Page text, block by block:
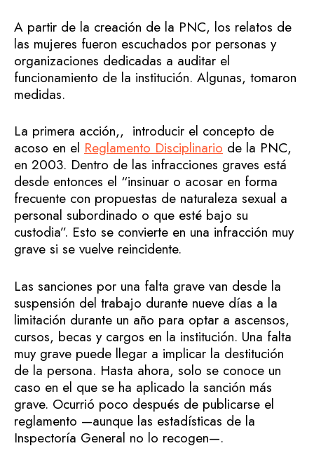
A partir de la creación de la PNC, los relatos de
las mujeres fueron escuchados por personas y
organizaciones dedicadas a auditar el
funcionamiento de la institución. Algunas, tomaron
medidas.
La primera acción,, introducir el concepto de
acoso en el Reglamento Disciplinario de la PNC,
en 2003. Dentro de las infracciones graves está
desde entonces el “insinuar o acosar en forma
frecuente con propuestas de naturaleza sexual a
personal subordinado o que esté bajo su
custodia”. Esto se convierte en una infracción muy
grave si se vuelve reincidente.
Las sanciones por una falta grave van desde la
suspensión del trabajo durante nueve días a la
limitación durante un año para optar a ascensos,
cursos, becas y cargos en la institución. Una falta
muy grave puede llegar a implicar la destitución
de la persona. Hasta ahora, solo se conoce un
caso en el que se ha aplicado la sanción más
grave. Ocurrió poco después de publicarse el
reglamento —aunque las estadísticas de la
Inspectoría General no lo recogen—.